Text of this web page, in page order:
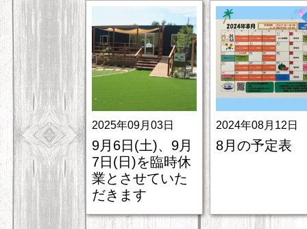
2025年09月03日
9月6日(土)、9月
7日(日)を臨時休
業とさせていた
だきます
2024年08月12日
8月の予定表